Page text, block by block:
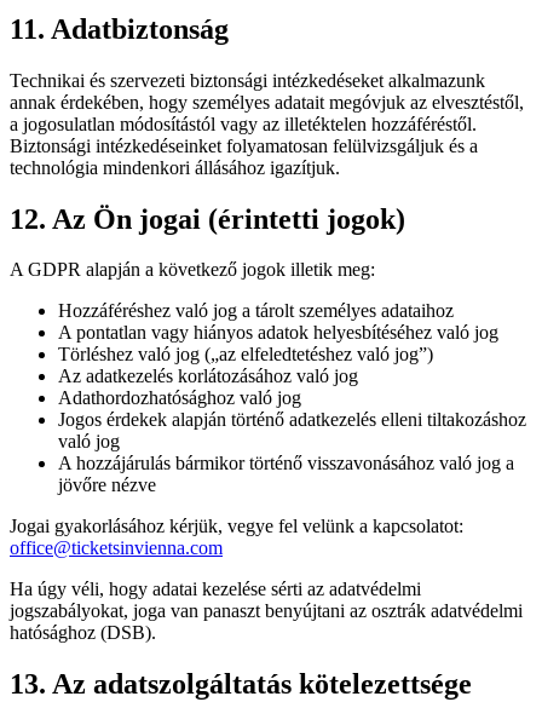
11. Adatbiztonság
Technikai és szervezeti biztonsági intézkedéseket alkalmazunk
annak érdekében, hogy személyes adatait megóvjuk az elvesztéstől,
a jogosulatlan módosítástól vagy az illetéktelen hozzáféréstől.
Biztonsági intézkedéseinket folyamatosan felülvizsgáljuk és a
technológia mindenkori állásához igazítjuk.
12. Az Ön jogai (érintetti jogok)
A GDPR alapján a következő jogok illetik meg:
Hozzáféréshez való jog a tárolt személyes adataihoz
A pontatlan vagy hiányos adatok helyesbítéséhez való jog
Törléshez való jog („az elfeledtetéshez való jog”)
Az adatkezelés korlátozásához való jog
Adathordozhatósághoz való jog
Jogos érdekek alapján történő adatkezelés elleni tiltakozáshoz
való jog
A hozzájárulás bármikor történő visszavonásához való jog a
jövőre nézve
Jogai gyakorlásához kérjük, vegye fel velünk a kapcsolatot:
office@ticketsinvienna.com
Ha úgy véli, hogy adatai kezelése sérti az adatvédelmi
jogszabályokat, joga van panaszt benyújtani az osztrák adatvédelmi
hatósághoz (DSB).
13. Az adatszolgáltatás kötelezettsége